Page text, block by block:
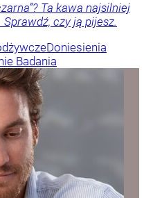
Ta kawa najsilniej
czy ją pijesz.
Doniesienia
Badania